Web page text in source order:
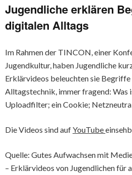
Jugendliche erklären
digitalen Alltags
Im Rahmen der TINCON, einer
Jugendkultur, haben Jugendliche
Erklärvideos beleuchten sie
Alltagstechnik, immer fragend: Was
Uploadfilter; ein Cookie;
Die Videos sind aufYouTube
Quelle: Gutes Aufwachsen mit
– Erklärvideos von Jugendlichen für